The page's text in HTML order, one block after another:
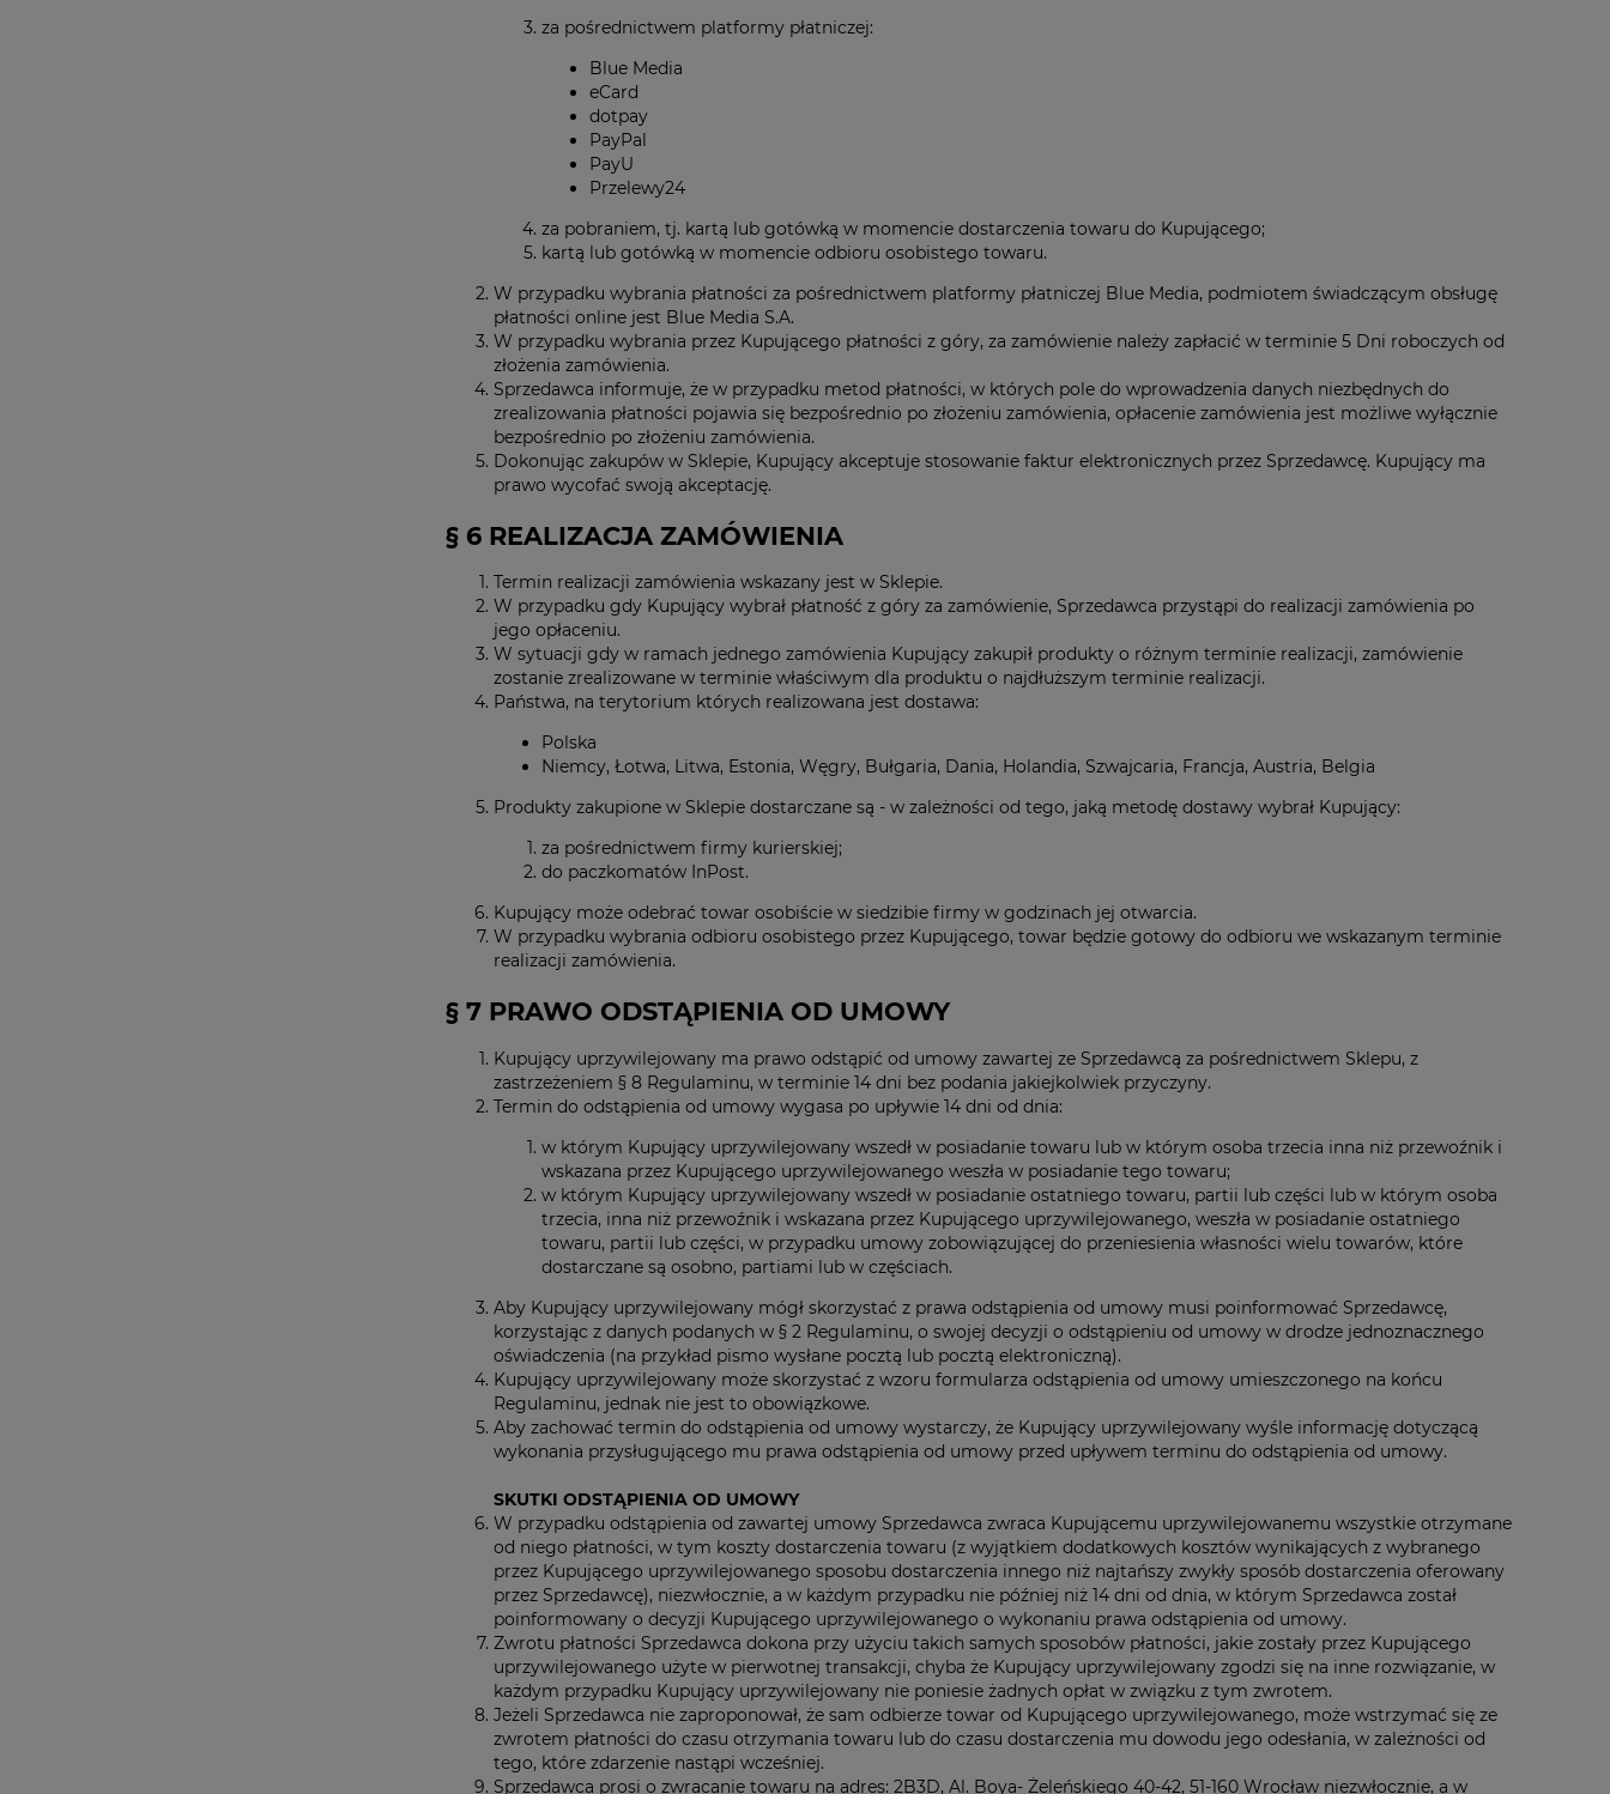
za pośrednictwem platformy płatniczej:
Blue Media
eCard
dotpay
PayPal
PayU
Przelewy24
za pobraniem, tj. kartą lub gotówką w momencie dostarczenia towaru do Kupującego;
kartą lub gotówką w momencie odbioru osobistego towaru.
W przypadku wybrania płatności za pośrednictwem platformy płatniczej Blue Media, podmiotem świadczącym obsługę
płatności online jest Blue Media S.A.
W przypadku wybrania przez Kupującego płatności z góry, za zamówienie należy zapłacić w terminie 5 Dni roboczych od
złożenia zamówienia.
Sprzedawca informuje, że w przypadku metod płatności, w których pole do wprowadzenia danych niezbędnych do
zrealizowania płatności pojawia się bezpośrednio po złożeniu zamówienia, opłacenie zamówienia jest możliwe wyłącznie
bezpośrednio po złożeniu zamówienia.
Dokonując zakupów w Sklepie, Kupujący akceptuje stosowanie faktur elektronicznych przez Sprzedawcę. Kupujący ma
prawo wycofać swoją akceptację.
§ 6 REALIZACJA ZAMÓWIENIA
Termin realizacji zamówienia wskazany jest w Sklepie.
W przypadku gdy Kupujący wybrał płatność z góry za zamówienie, Sprzedawca przystąpi do realizacji zamówienia po
jego opłaceniu.
W sytuacji gdy w ramach jednego zamówienia Kupujący zakupił produkty o różnym terminie realizacji, zamówienie
zostanie zrealizowane w terminie właściwym dla produktu o najdłuższym terminie realizacji.
Państwa, na terytorium których realizowana jest dostawa:
Polska
Niemcy, Łotwa, Litwa, Estonia, Węgry, Bułgaria, Dania, Holandia, Szwajcaria, Francja, Austria, Belgia
Produkty zakupione w Sklepie dostarczane są - w zależności od tego, jaką metodę dostawy wybrał Kupujący:
za pośrednictwem firmy kurierskiej;
do paczkomatów InPost.
Kupujący może odebrać towar osobiście w siedzibie firmy w godzinach jej otwarcia.
W przypadku wybrania odbioru osobistego przez Kupującego, towar będzie gotowy do odbioru we wskazanym terminie
realizacji zamówienia.
§ 7 PRAWO ODSTĄPIENIA OD UMOWY
Kupujący uprzywilejowany ma prawo odstąpić od umowy zawartej ze Sprzedawcą za pośrednictwem Sklepu, z
zastrzeżeniem § 8 Regulaminu, w terminie 14 dni bez podania jakiejkolwiek przyczyny.
Termin do odstąpienia od umowy wygasa po upływie 14 dni od dnia:
w którym Kupujący uprzywilejowany wszedł w posiadanie towaru lub w którym osoba trzecia inna niż przewoźnik i
wskazana przez Kupującego uprzywilejowanego weszła w posiadanie tego towaru;
w którym Kupujący uprzywilejowany wszedł w posiadanie ostatniego towaru, partii lub części lub w którym osoba
trzecia, inna niż przewoźnik i wskazana przez Kupującego uprzywilejowanego, weszła w posiadanie ostatniego
towaru, partii lub części, w przypadku umowy zobowiązującej do przeniesienia własności wielu towarów, które
dostarczane są osobno, partiami lub w częściach.
Aby Kupujący uprzywilejowany mógł skorzystać z prawa odstąpienia od umowy musi poinformować Sprzedawcę,
korzystając z danych podanych w § 2 Regulaminu, o swojej decyzji o odstąpieniu od umowy w drodze jednoznacznego
oświadczenia (na przykład pismo wysłane pocztą lub pocztą elektroniczną).
Kupujący uprzywilejowany może skorzystać z wzoru formularza odstąpienia od umowy umieszczonego na końcu
Regulaminu, jednak nie jest to obowiązkowe.
Aby zachować termin do odstąpienia od umowy wystarczy, że Kupujący uprzywilejowany wyśle informację dotyczącą
wykonania przysługującego mu prawa odstąpienia od umowy przed upływem terminu do odstąpienia od umowy.
SKUTKI ODSTĄPIENIA OD UMOWY
W przypadku odstąpienia od zawartej umowy Sprzedawca zwraca Kupującemu uprzywilejowanemu wszystkie otrzymane
od niego płatności, w tym koszty dostarczenia towaru (z wyjątkiem dodatkowych kosztów wynikających z wybranego
przez Kupującego uprzywilejowanego sposobu dostarczenia innego niż najtańszy zwykły sposób dostarczenia oferowany
przez Sprzedawcę), niezwłocznie, a w każdym przypadku nie później niż 14 dni od dnia, w którym Sprzedawca został
poinformowany o decyzji Kupującego uprzywilejowanego o wykonaniu prawa odstąpienia od umowy.
Zwrotu płatności Sprzedawca dokona przy użyciu takich samych sposobów płatności, jakie zostały przez Kupującego
uprzywilejowanego użyte w pierwotnej transakcji, chyba że Kupujący uprzywilejowany zgodzi się na inne rozwiązanie, w
każdym przypadku Kupujący uprzywilejowany nie poniesie żadnych opłat w związku z tym zwrotem.
Jeżeli Sprzedawca nie zaproponował, że sam odbierze towar od Kupującego uprzywilejowanego, może wstrzymać się ze
zwrotem płatności do czasu otrzymania towaru lub do czasu dostarczenia mu dowodu jego odesłania, w zależności od
tego, które zdarzenie nastąpi wcześniej.
Sprzedawca prosi o zwracanie towaru na adres: 2B3D, Al. Boya- Żeleńskiego 40-42, 51-160 Wrocław niezwłocznie, a w